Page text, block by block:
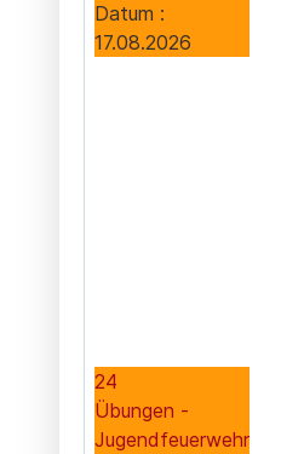
Datum :
17.08.2026
24
Übungen -
Jugendfeuerwehr